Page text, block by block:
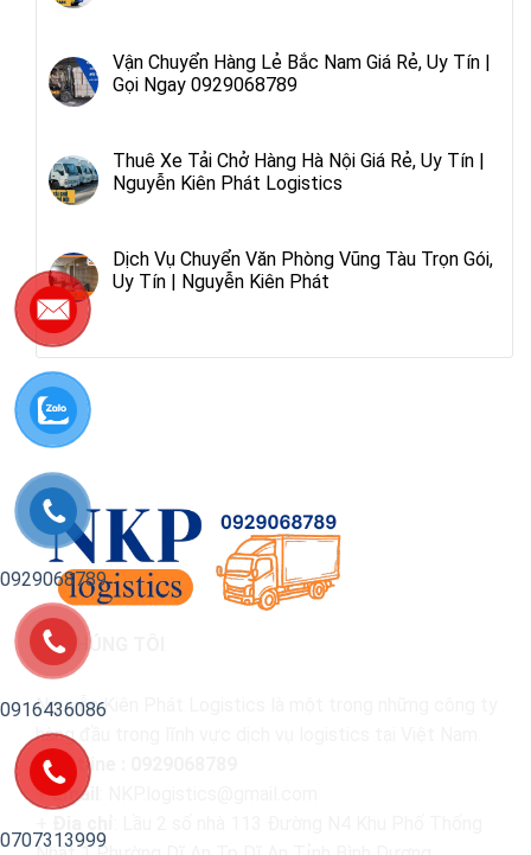
Vận Chuyển Hàng Lẻ Bắc Nam Giá Rẻ, Uy Tín |
Gọi Ngay 0929068789
Thuê Xe Tải Chở Hàng Hà Nội Giá Rẻ, Uy Tín |
Nguyễn Kiên Phát Logistics
Dịch Vụ Chuyển Văn Phòng Vũng Tàu Trọn Gói,
Uy Tín | Nguyễn Kiên Phát
VỀ CHÚNG TÔI
Nguyễn Kiên Phát Logistics là một trong những công ty
hàng đầu trong lĩnh vực dịch vụ logistics tại Việt Nam.
+ Hotline : 0929068789
+Email
0929068789
0916436086
0707313999